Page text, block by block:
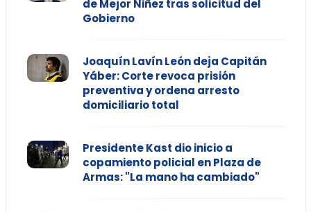
de Mejor Niñez tras solicitud del
Gobierno
Joaquín Lavín León deja Capitán
Yáber: Corte revoca prisión
preventiva y ordena arresto
domiciliario total
Presidente Kast dio inicio a
copamiento policial en Plaza de
Armas: "La mano ha cambiado"